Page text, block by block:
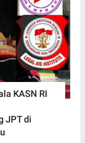
KASN RI
JPT di